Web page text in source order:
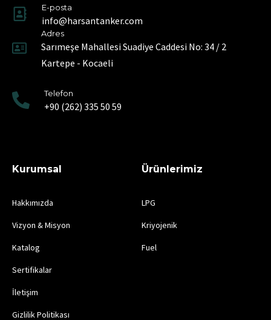
E-posta
info@harsantanker.com
Adres
Sarımeşe Mahallesi Suadiye Caddesi No: 34 / 2
Kartepe - Kocaeli
Telefon
+90 (262) 335 50 59
Kurumsal
Hakkımızda
Vizyon & Misyon
Katalog
Sertifikalar
İletişim
Gizlilik Politikası
Ürünlerimiz
LPG
Kriyojenik
Fuel